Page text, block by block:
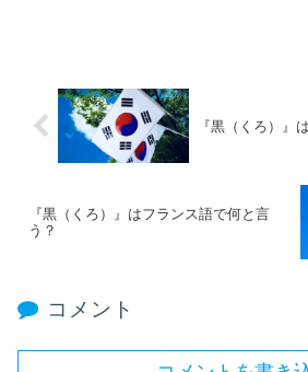
『黒（くろ）』
『黒（くろ）』はフランス語で何と言
う？
コメント